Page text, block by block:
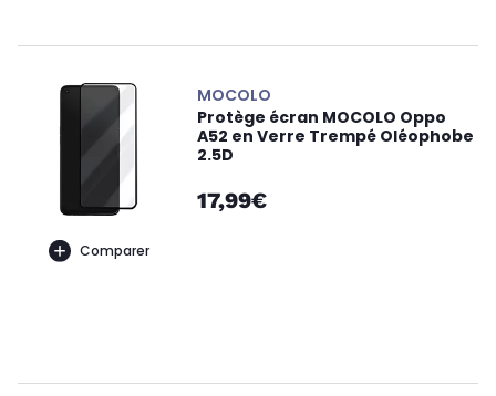
Comparer
MOCOLO
Protège écran MOCOLO Oppo
A52 en Verre Trempé Oléophobe
2.5D
17,99€